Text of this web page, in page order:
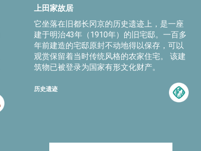
上田家故居
它坐落在旧都长冈京的历史遗迹上，是一座
建于明治43年（1910年）的旧宅邸。一百多
年前建造的宅邸原封不动地得以保存，可以
观赏保留着当时传统风格的农家住宅。 该建
筑物已被登录为国家有形文化财产。
历史遗迹